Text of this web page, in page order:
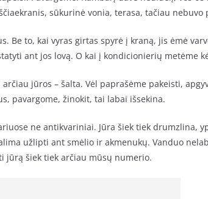
sūkurinė vonia, terasa, tačiau nebuvo
Be to, kai vyras girtas spyrė į kraną, jis ėmė
ant jos lovą. O kai į kondicionierių metėme
jūros – šalta. Vėl paprašėme pakeisti,
pavargome, žinokit, tai labai išsekina.
ne antikvariniai. Jūra šiek tiek drumzlina,
užlipti ant smėlio ir akmenukų. Vanduo
jūrą šiek tiek arčiau mūsų numerio.